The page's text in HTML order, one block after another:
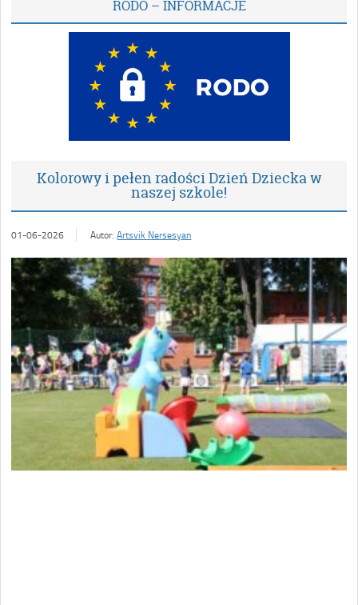
RODO – INFORMACJE
Kolorowy i pełen radości Dzień Dziecka w
naszej szkole!
01-06-2026 Autor:Artsvik Nersesyan